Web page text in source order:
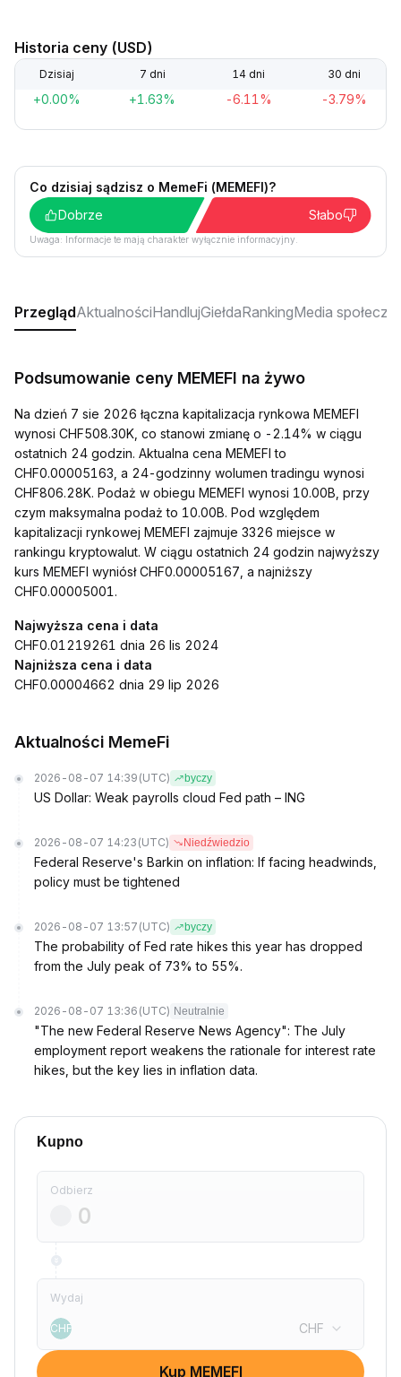
Historia ceny (USD)
Dzisiaj 7 dni 14 dni 30 dni
+0.00% +1.63% -6.11% -3.79%
Co dzisiaj sądzisz o MemeFi (MEMEFI)?
Dobrze
Słabo
Uwaga: Informacje te mają charakter wyłącznie informacyjny.
PrzeglądAktualnościHandlujGiełdaRankingMedia
Podsumowanie ceny MEMEFI na żywo
Na dzień 7 sie 2026 łączna kapitalizacja rynkowa MEMEFI
wynosi CHF508.30K, co stanowi zmianę o -2.14% w ciągu
ostatnich 24 godzin. Aktualna cena MEMEFI to
CHF0.00005163, a 24-godzinny wolumen tradingu wynosi
CHF806.28K. Podaż w obiegu MEMEFI wynosi 10.00B, przy
czym maksymalna podaż to 10.00B. Pod względem
kapitalizacji rynkowej MEMEFI zajmuje 3326 miejsce w
rankingu kryptowalut. W ciągu ostatnich 24 godzin najwyższy
kurs MEMEFI wyniósł CHF0.00005167, a najniższy
CHF0.00005001.
Najwyższa cena i data
CHF0.01219261 dnia 26 lis 2024
Najniższa cena i data
CHF0.00004662 dnia 29 lip 2026
Aktualności MemeFi
2026-08-07 14:39 (UTC) byczy
US Dollar: Weak payrolls cloud Fed path – ING
2026-08-07 14:23 (UTC) Niedźwiedzio
Federal Reserve's Barkin on inflation: If facing headwinds,
policy must be tightened
2026-08-07 13:57 (UTC) byczy
The probability of Fed rate hikes this year has dropped
from the July peak of 73% to 55%.
2026-08-07 13:36 (UTC) Neutralnie
"The new Federal Reserve News Agency": The July
employment report weakens the rationale for interest rate
hikes, but the key lies in inflation data.
Kupno
Odbierz
Wydaj
CHF CHF
Kup MEMEFI